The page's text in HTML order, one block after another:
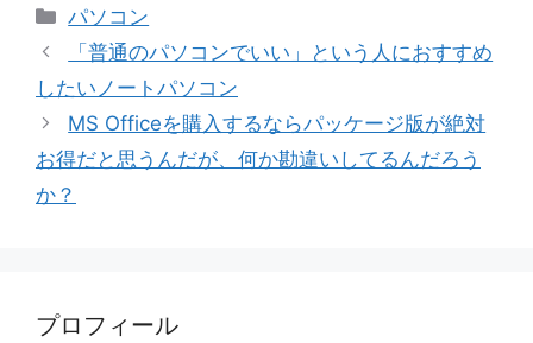
カ
テ
リ
ー
パソコン
「普通のパソコンでいい」という人におすすめ
したいノートパソコン
MS Officeを購入するならパッケージ版が絶対
お得だと思うんだが、何か勘違いしてるんだろう
か？
プロフィール